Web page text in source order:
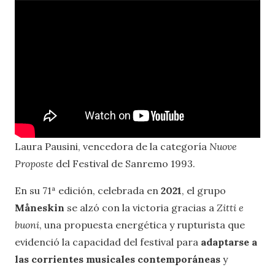
Laura Pausini, vencedora de la categoría Nuove
Proposte del Festival de Sanremo 1993.
En su 71ª edición, celebrada en 2021, el grupo
Måneskin se alzó con la victoria gracias a Zitti e
buoni, una propuesta energética y rupturista que
evidenció la capacidad del festival para adaptarse a
las corrientes musicales contemporáneas y